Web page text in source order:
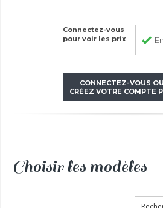
Connectez-vous
pour voir les prix
CONNECTEZ-VOUS OU
CRÉEZ VOTRE COMPTE
Choisir les modèles